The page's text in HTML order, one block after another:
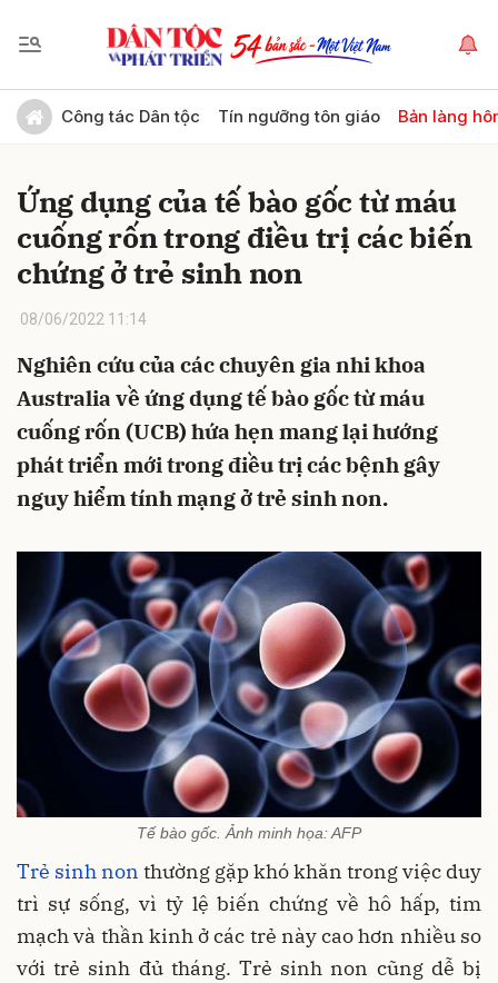
Công tác Dân tộc Tín ngưỡng tôn giáo Bản làng
Ứng dụng của tế bào gốc từ máu
cuống rốn trong điều trị các biến
chứng ở trẻ sinh non
08/06/2022 11:14
Nghiên cứu của các chuyên gia nhi khoa
Australia về ứng dụng tế bào gốc từ máu
cuống rốn (UCB) hứa hẹn mang lại hướng
phát triển mới trong điều trị các bệnh gây
nguy hiểm tính mạng ở trẻ sinh non.
Tế bào gốc. Ảnh minh họa: AFP
Trẻ sinh non thường gặp khó khăn trong việc duy
trì sự sống, vì tỷ lệ biến chứng về hô hấp, tim
mạch và thần kinh ở các trẻ này cao hơn nhiều so
với trẻ sinh đủ tháng. Trẻ sinh non cũng dễ bị
Gửi bình luận